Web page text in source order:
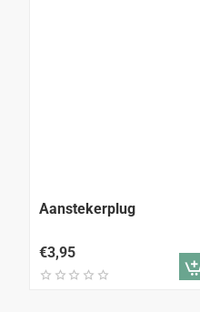
Aanstekerplug
€3,95